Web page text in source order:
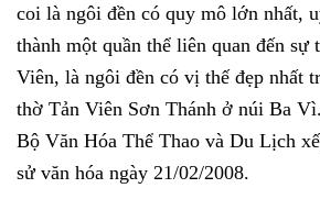
coi là ngôi đền có quy mô lớn nhất,
thành một quần thể liên quan đến
Viên, là ngôi đền có vị thế đẹp nhất
thờ Tản Viên Sơn Thánh ở núi Ba
Bộ Văn Hóa Thể Thao và Du Lịch
sử văn hóa ngày 21/02/2008.